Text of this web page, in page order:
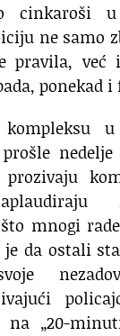
cinkaroši
ne samo
pravila,
ponekad
mnogi
je da ostali
„20-